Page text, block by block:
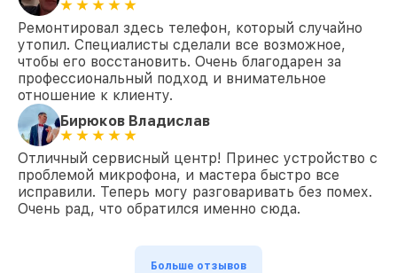
Ремонтировал здесь телефон, который случайно
утопил. Специалисты сделали все возможное,
чтобы его восстановить. Очень благодарен за
профессиональный подход и внимательное
отношение к клиенту.
Бирюков Владислав
Отличный сервисный центр! Принес устройство с
проблемой микрофона, и мастера быстро все
исправили. Теперь могу разговаривать без помех.
Очень рад, что обратился именно сюда.
Больше отзывов